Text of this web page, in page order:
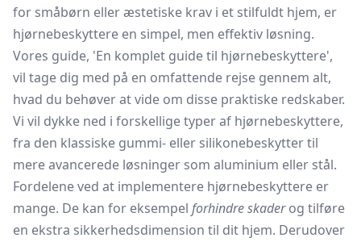
for småbørn eller æstetiske krav i et stilfuldt hjem, er
hjørnebeskyttere en simpel, men effektiv løsning.
Vores guide, 'En komplet guide til hjørnebeskyttere',
vil tage dig med på en omfattende rejse gennem alt,
hvad du behøver at vide om disse praktiske redskaber.
Vi vil dykke ned i forskellige typer af hjørnebeskyttere,
fra den klassiske gummi- eller silikonebeskytter til
mere avancerede løsninger som aluminium eller stål.
Fordelene ved at implementere hjørnebeskyttere er
mange. De kan for eksempel forhindre skaderog tilføre
en ekstra sikkerhedsdimension til dit hjem. Derudover